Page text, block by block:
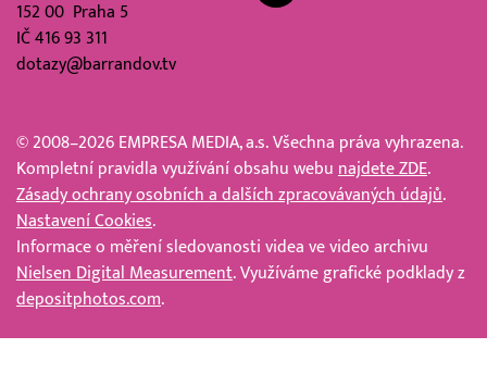
152 00 Praha 5
IČ 416 93 311
dotazy@barrandov.tv
© 2008–2026 EMPRESA MEDIA, a.s. Všechna práva vyhrazena.
Kompletní pravidla využívání obsahu webu najdete ZDE.
Zásady ochrany osobních a dalších zpracovávaných údajů.
Nastavení Cookies.
Informace o měření sledovanosti videa ve video archivu
Nielsen Digital Measurement. Využíváme grafické podklady z
depositphotos.com.